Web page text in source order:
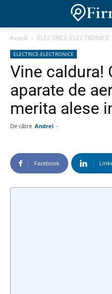
Acasă ELECTRICE-ELECTRONICE
ELECTRICE-ELECTRONICE
Vine caldura!
aparate de
merita alese
De către Andrei -
Facebook